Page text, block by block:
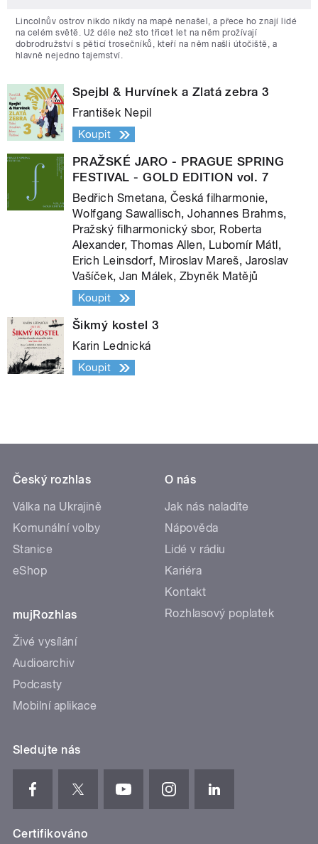
Lincolnův ostrov nikdo nikdy na mapě nenašel, a přece ho znají lidé
na celém světě. Už déle než sto třicet let na něm prožívají
dobrodružství s pěticí trosečníků, kteří na něm našli útočiště, a
hlavně nejedno tajemství.
Spejbl & Hurvínek a Zlatá zebra 3
František Nepil
Koupit
PRAŽSKÉ JARO - PRAGUE SPRING
FESTIVAL - GOLD EDITION vol. 7
Bedřich Smetana, Česká filharmonie,
Wolfgang Sawallisch, Johannes Brahms,
Pražský filharmonický sbor, Roberta
Alexander, Thomas Allen, Lubomír Mátl,
Erich Leinsdorf, Miroslav Mareš, Jaroslav
Vašíček, Jan Málek, Zbyněk Matějů
Koupit
Šikmý kostel 3
Karin Lednická
Koupit
Český rozhlas
Válka na Ukrajině
Komunální volby
Stanice
eShop
mujRozhlas
Živé vysílání
Audioarchiv
Podcasty
Mobilní aplikace
O nás
Jak nás naladíte
Nápověda
Lidé v rádiu
Kariéra
Kontakt
Rozhlasový poplatek
Sledujte nás
Certifikováno